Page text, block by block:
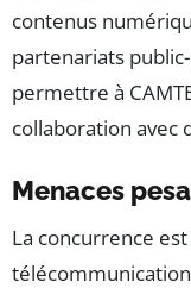
contenus
partenariats
permettre à
collaboration avec
Menaces
La concurrence